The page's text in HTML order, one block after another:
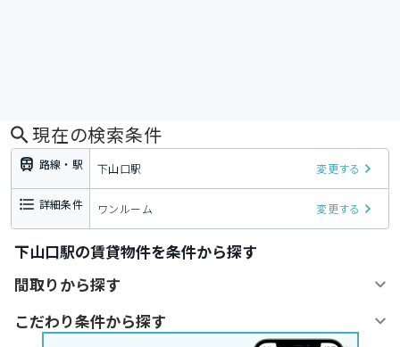
現在の検索条件
路線・駅 下山口駅 変更する
詳細条件 ワンルーム 変更する
下山口駅の賃貸物件を条件から探す
間取りから探す
こだわり条件から探す